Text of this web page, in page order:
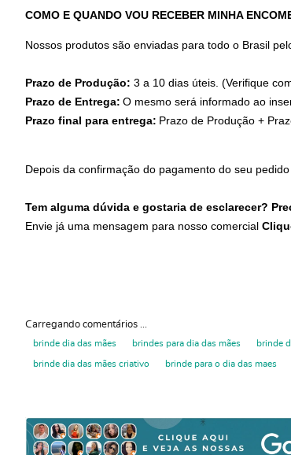
COMO E QUANDO VOU RECEBER MINHA
Nossos produtos são enviadas para todo o Brasil
Prazo de Produção: 3 a 10 dias úteis. (Verifique
Prazo de Entrega: O mesmo será informado ao
Prazo final para entrega: Prazo de Produção +
Depois da confirmação do pagamento do seu
Tem alguma dúvida e gostaria de esclarecer?
Envie já uma mensagem para nosso comercial
Carregando comentários ...
brinde dia das mães brindes para dia das mães brinde
brinde dia das mães criativo brinde para o dia das maes